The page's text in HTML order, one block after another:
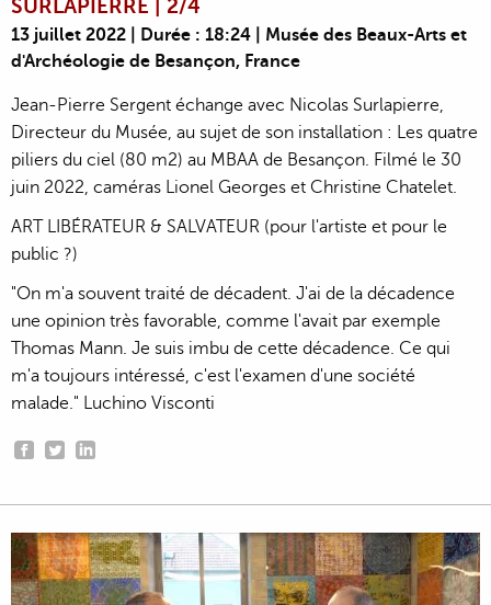
SURLAPIERRE | 2/4
13 juillet 2022 | Durée : 18:24 | Musée des Beaux-Arts et
d'Archéologie de Besançon, France
Jean-Pierre Sergent échange avec Nicolas Surlapierre,
Directeur du Musée, au sujet de son installation : Les quatre
piliers du ciel (80 m2) au MBAA de Besançon. Filmé le 30
juin 2022, caméras Lionel Georges et Christine Chatelet.
ART LIBÉRATEUR & SALVATEUR (pour l'artiste et pour le
public ?)
"On m'a souvent traité de décadent. J'ai de la décadence
une opinion très favorable, comme l'avait par exemple
Thomas Mann. Je suis imbu de cette décadence. Ce qui
m'a toujours intéressé, c'est l'examen d'une société
malade." Luchino Visconti